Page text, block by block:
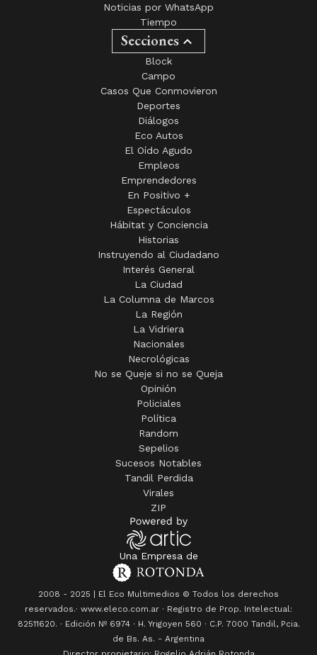
Noticias por WhatsApp
Tiempo
Secciones
Block
Campo
Casos Que Conmovieron
Deportes
Diálogos
Eco Autos
El Oído Agudo
Empleos
Emprendedores
En Positivo +
Espectáculos
Hábitat y Conciencia
Historias
Instruyendo al Ciudadano
Interés General
La Ciudad
La Columna de Marcos
La Región
La Vidriera
Nacionales
Necrológicas
No se Queje si no se Queja
Opinión
Policiales
Política
Random
Sepelios
Sucesos Notables
Tandil Perdida
Virales
ZIP
Una Empresa de
2008 - 2025 | El Eco Multimedios © Todos los derechos
reservados.· www.eleco.com.ar · Registro de Prop. Intelectual:
82511620. · Edición Nº 6974· H. Yrigoyen 560 · C.P. 7000 Tandil, Pcia.
de Bs. As. - Argentina